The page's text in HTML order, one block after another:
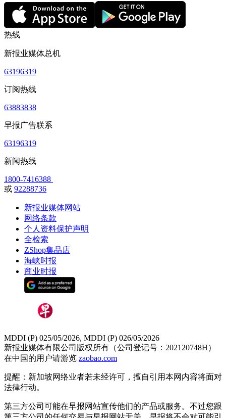
热线
新报业媒体总机
63196319
订阅热线
63883838
早报广告联系
63196319
新闻热线
1800-7416388
或 92288736
新报业媒体网站
网络条款
个人资料保护声明
全检索
ZShop集品店
海峡时报
商业时报
MDDI (P) 025/05/2026, MDDI (P) 026/05/2026
新报业媒体有限公司版权所有（公司登记号：202120748H）
在中国的用户请游览 zaobao.com
提醒：新加坡网络业者若未经许可，擅自引用本网内容将面对
法律行动。
第三方公司可能在早报网站宣传他们的产品或服务。不过您跟